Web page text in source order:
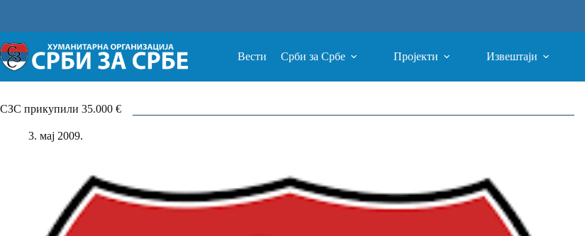
Вести Срби за Србе Пројекти Извештаји
СЗС прикупили 35.000 €
3. мај 2009.